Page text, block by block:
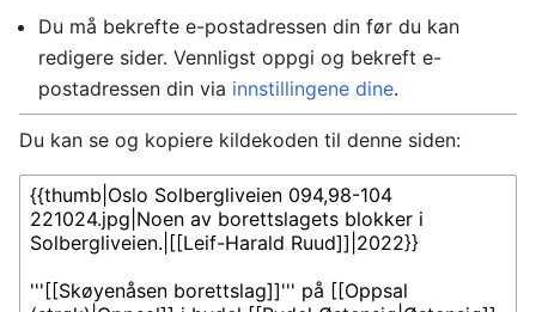
Du må bekrefte e-postadressen din før du kan
redigere sider. Vennligst oppgi og bekreft e-
postadressen din via innstillingene dine.
Du kan se og kopiere kildekoden til denne siden: